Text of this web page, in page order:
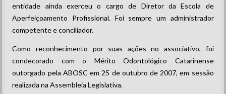
entidade ainda exerceu o cargo de Diretor da Escola de
Aperfeiçoamento Profissional. Foi sempre um administrador
competente e conciliador.
Como reconhecimento por suas ações no associativo, foi
condecorado com o Mérito Odontológico Catarinense
outorgado pela ABOSC em 25 de outubro de 2007, em sessão
realizada na Assembleia Legislativa.